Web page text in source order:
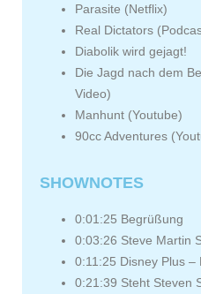
Parasite (Netflix)
Real Dictators
Diabolik wird gejagt!
Die Jagd nach dem
Video)
Manhunt (Youtube)
90cc Adventures
SHOWNOTES
0:01:25 Begrüßung
0:03:26 Steve Martin
0:11:25 Disney Plus –
0:21:39 Steht Steven